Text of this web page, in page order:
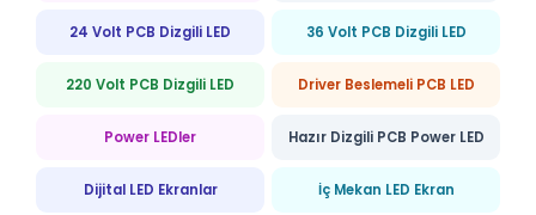
24 Volt PCB Dizgili LED 36 Volt PCB Dizgili LED
220 Volt PCB Dizgili LED Driver Beslemeli PCB LED
Power LEDler Hazır Dizgili PCB Power LED
Dijital LED Ekranlar İç Mekan LED Ekran